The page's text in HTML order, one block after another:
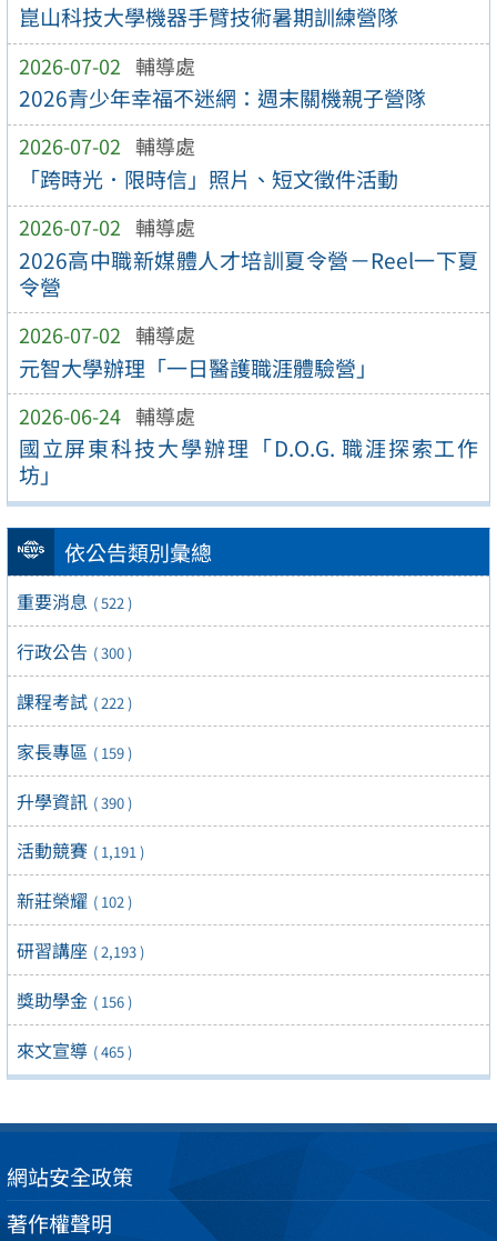
崑山科技大學機器手臂技術暑期訓練營隊
2026-07-02 輔導處
2026青少年幸福不迷網：週末關機親子營隊
2026-07-02 輔導處
「跨時光．限時信」照片、短文徵件活動
2026-07-02 輔導處
2026高中職新媒體人才培訓夏令營－Reel一下夏
令營
2026-07-02 輔導處
元智大學辦理「一日醫護職涯體驗營」
2026-06-24 輔導處
國立屏東科技大學辦理「D.O.G. 職涯探索工作
坊」
依公告類別彙總
重要消息 ( 522 )
行政公告 ( 300 )
課程考試 ( 222 )
家長專區 ( 159 )
升學資訊 ( 390 )
活動競賽 ( 1,191 )
新莊榮耀 ( 102 )
研習講座 ( 2,193 )
獎助學金 ( 156 )
來文宣導 ( 465 )
網站安全政策
著作權聲明